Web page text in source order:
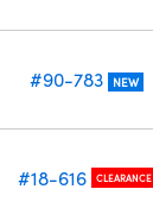
#90-783 NEW
#18-616 CLEARANCE